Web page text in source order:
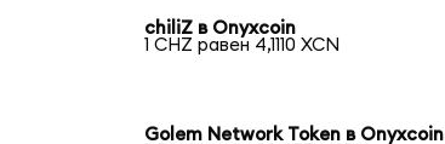
chiliZ в Onyxcoin
1 CHZ равен 4,1110 XCN
Golem Network Token в Onyxcoin